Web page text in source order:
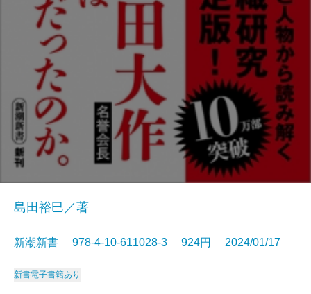
島田裕巳／著
新潮新書 978-4-10-611028-3 924円 2024/01/17
新書電子書籍あり